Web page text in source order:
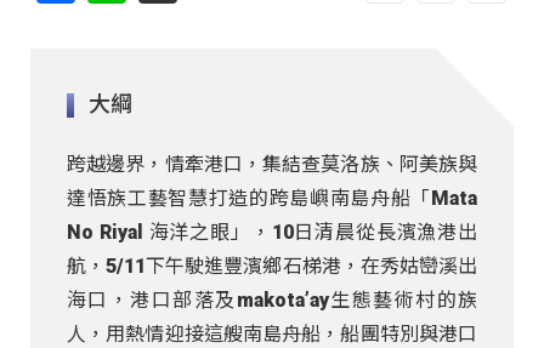
大綱
跨越邊界，情牽港口，集結查莫洛族、阿美族與
達悟族工藝智慧打造的跨島嶼南島舟船「Mata
No Riyal 海洋之眼」，10日清晨從長濱漁港出
航，5/11下午駛進豐濱鄉石梯港，在秀姑巒溪出
海口，港口部落及makota’ay生態藝術村的族
人，用熱情迎接這艘南島舟船，船團特別與港口